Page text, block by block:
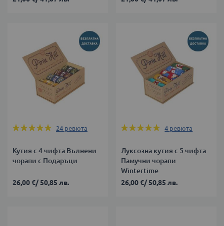
Оценка:
24 ревюта
Кутия с 4 чифта Вълнени
чорапи с Подаръци
26,00 €/50,85 лв.
Оценка:
4 ревюта
Луксозна кутия с 5 чифта
Памучни чорапи
Wintertime
26,00 €/50,85 лв.